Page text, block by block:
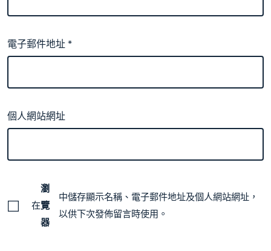
電子郵件地址*
個人網站網址
在
瀏
覽
器
中儲存顯示名稱、電子郵件地址及個人網站網址，
以供下次發佈留言時使用。